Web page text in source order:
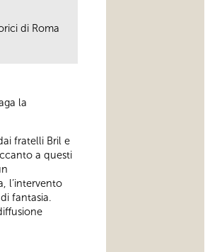
di Roma
la
fratelli Bril e
a questi
l’intervento
fantasia.